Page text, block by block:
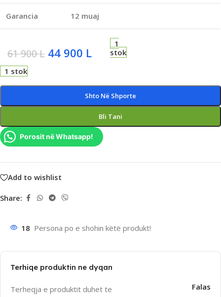
Garancia 12 muaj
61 900L 44 900 L
1
stok
1 stok
Shto Në Shporte
Bli Tani
Porosit në Whatsapp!
Add to wishlist
Share:
18 Persona po e shohin këtë produkt!
Terhiqe produktin ne dyqan
Terheqja e produktit duhet te
Falas